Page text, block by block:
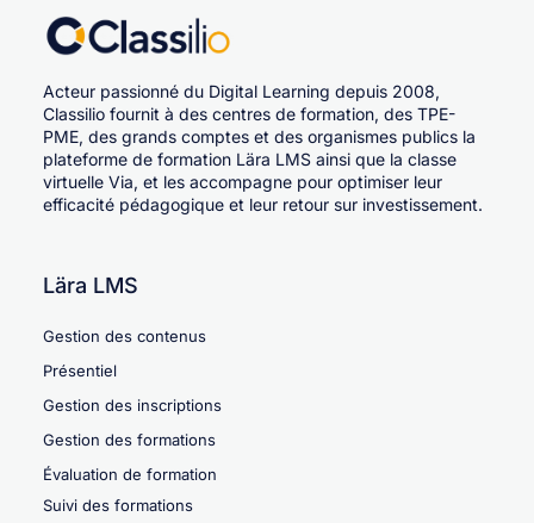
Acteur passionné du Digital Learning depuis 2008,
Classilio fournit à des centres de formation, des TPE-
PME, des grands comptes et des organismes publics la
plateforme de formation Lära LMS ainsi que la classe
virtuelle Via, et les accompagne pour optimiser leur
efficacité pédagogique et leur retour sur investissement.
Lära LMS
Gestion des contenus
Présentiel
Gestion des inscriptions
Gestion des formations
Évaluation de formation
Suivi des formations